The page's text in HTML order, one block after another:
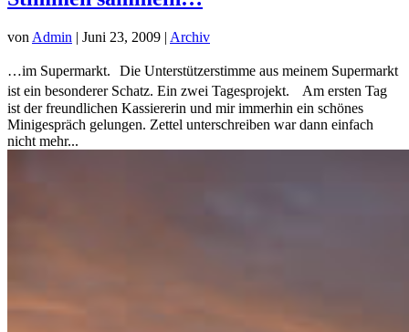
von Admin | Juni 23, 2009 | Archiv
…im Supermarkt. Die Unterstützerstimme aus meinem Supermarkt
ist ein besonderer Schatz. Ein zwei Tagesprojekt. Am ersten Tag
ist der freundlichen Kassiererin und mir immerhin ein schönes
Minigespräch gelungen. Zettel unterschreiben war dann einfach
nicht mehr...